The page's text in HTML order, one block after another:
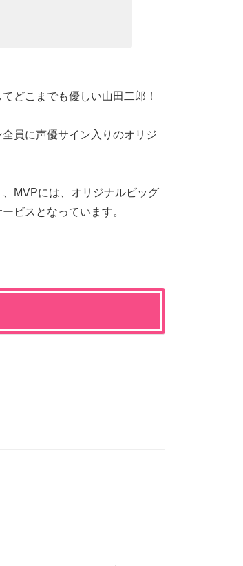
どこまでも優しい山田二郎！
員に声優サイン入りのオリジ
MVPには、オリジナルビッグ
ビスとなっています。